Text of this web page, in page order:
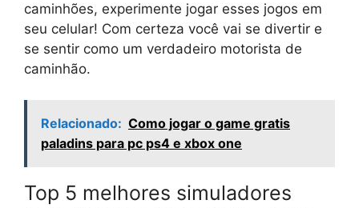
caminhões, experimente jogar esses jogos em
seu celular! Com certeza você vai se divertir e
se sentir como um verdadeiro motorista de
caminhão.
Relacionado: Como jogar o game gratis
paladins para pc ps4 e xbox one
Top 5 melhores simuladores